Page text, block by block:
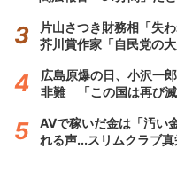
片山さつき財務相「失
芥川賞作家「自民党の
広島原爆の日、小沢一
非難 「この国は再び滅
AVで稼いだ金は「汚い
れる声...スリムクラブ真